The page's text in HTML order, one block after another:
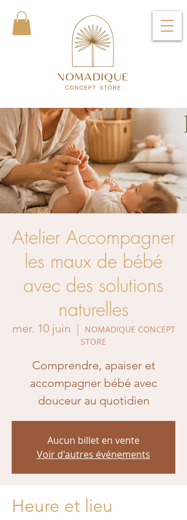
Atelier Accompagner
les maux de bébé
avec des solutions
naturelles
mer. 10 juin
  |
NOMADIQUE CONCEPT
STORE
Comprendre, apaiser et
accompagner bébé avec
douceur au quotidien
Aucun billet en vente
Voir d'autres événements
Heure et lieu